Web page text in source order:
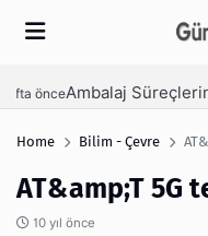
Home Bilim - Çevre
AT&amp;T 5G
10 yıl önce